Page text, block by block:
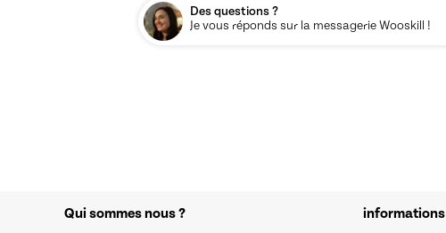
Des questions ?
Je vous réponds sur la messagerie Wooskill !
Qui sommes nous ? informations